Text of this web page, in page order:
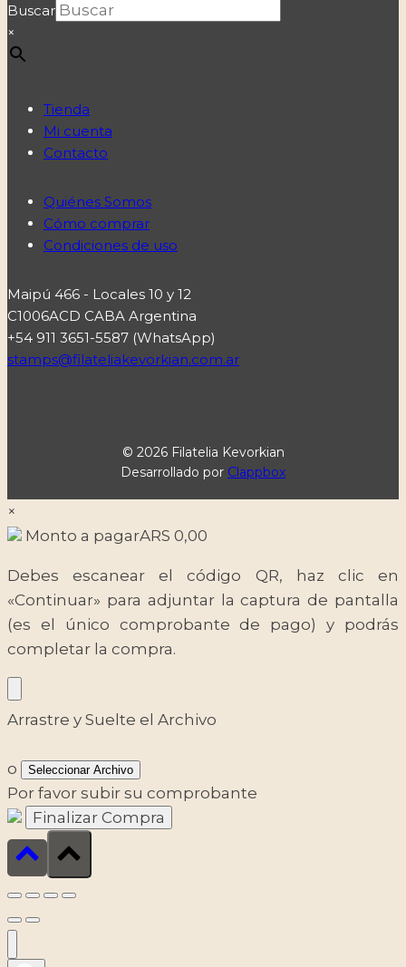
Buscar
×
Tienda
Mi cuenta
Contacto
Quiénes Somos
Cómo comprar
Condiciones de uso
Maipú 466 - Locales 10 y 12
C1006ACD CABA Argentina
+54 911 3651-5587 (WhatsApp)
stamps@filateliakevorkian.com.ar
© 2026 Filatelia Kevorkian
Desarrollado por Clappbox
×
Monto a pagarARS 0,00
Debes escanear el código QR, haz clic en
«Continuar» para adjuntar la captura de pantalla
(es el único comprobante de pago) y podrás
completar la compra.
Arrastre y Suelte el Archivo
o Seleccionar Archivo
Por favor subir su comprobante